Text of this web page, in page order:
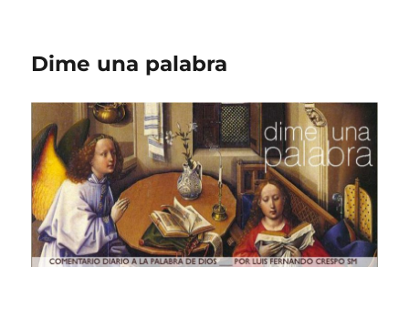
Dime una palabra